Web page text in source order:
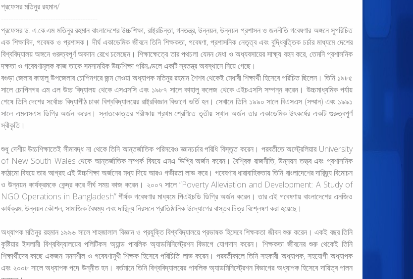
প্রফেসর মতিনুর রহমান/
---------------------------------------
প্রফেসর ড. এ.কে.এম মতিনুর রহমান বাংলাদেশের উচ্চশিক্ষা, রাষ্ট্রচিন্তা, গনতন্ত্র, উন্নয়ন, উন্নয়ন প্রশাসন ও জননীতি গবেষণার অঙ্গনে সুপরিচিত
এক শিক্ষাবিদ, গবেষক ও প্রশাসক। দীর্ঘ একাডেমিক জীবনে তিনি শিক্ষকতা, গবেষণা, প্রশাসনিক নেতৃত্ব এবং বুদ্ধিবৃত্তিক চর্চার মাধ্যমে দেশের
বিশ্ববিদ্যালয় অঙ্গনে গুরুত্বপূর্ণ অবদান রেখে চলেছেন। শিক্ষাক্ষেত্রে তার পথচলা যেমন মেধা ও অধ্যবসায়ের সাক্ষ্য বহন করে, তেমনি প্রশাসনিক
দক্ষতা ও গবেষণামূলক কাজ তাকে সমসাময়িক উচ্চশিক্ষা পরিমণ্ডলে একটি স্বতন্ত্র অবস্থানে নিয়ে গেছে।
বগুড়া জেলার কাহালু উপজেলার চোপিনগরে জন্ম নেওয়া অধ্যাপক মতিনুর রহমান শৈশব থেকেই মেধাবী শিক্ষার্থী হিসেবে পরিচিত ছিলেন। তিনি ১৯৮৫
সালে চোপিনগর এম এল উচ্চ বিদ্যালয় থেকে এসএসসি এবং ১৯৮৭ সালে কাহালু কলেজ থেকে এইচএসসি সম্পন্ন করেন। উচ্চমাধ্যমিক পর্যায়
শেষে তিনি দেশের সর্বোচ্চ বিদ্যাপীঠ ঢাকা বিশ্ববিদ্যালয়ের রাষ্ট্রবিজ্ঞান বিভাগে ভর্তি হন। সেখানে তিনি ১৯৯০ সালে বিএসএস (সম্মান) এবং ১৯৯১
সালে এমএসএস ডিগ্রি অর্জন করেন। স্নাতকোত্তর পরীক্ষায় প্রথম শ্রেণিতে তৃতীয় স্থান অর্জন তার একাডেমিক উৎকর্ষের একটি গুরুত্বপূর্ণ
স্বীকৃতি।
শুধু দেশীয় উচ্চশিক্ষাতেই সীমাবদ্ধ না থেকে তিনি আন্তর্জাতিক পরিসরেও জ্ঞানচর্চার পরিধি বিস্তৃত করেন। পরবর্তীতে অস্ট্রেলিয়ার University
of New South Wales থেকে আন্তর্জাতিক সম্পর্ক বিষয়ে এমএ ডিগ্রি অর্জন করেন। বৈশ্বিক রাজনীতি, উন্নয়ন তত্ত্ব এবং প্রশাসনিক
কাঠামো বিষয়ে তার আগ্রহ এই উচ্চশিক্ষা অর্জনের মধ্য দিয়ে আরও গভীরতা লাভ করে। গবেষণার ধারাবাহিকতায় তিনি বাংলাদেশের দারিদ্র্য বিমোচন
ও উন্নয়ন কার্যক্রমকে কেন্দ্র করে দীর্ঘ সময় কাজ করেন। ২০০৭ সালে “Poverty Alleviation and Development: A Study of
NGO Operations in Bangladesh” শীর্ষক গবেষণার মাধ্যমে পিএইচডি ডিগ্রি অর্জন করেন। তার এই গবেষণায় বাংলাদেশের এনজিও
কার্যক্রম, উন্নয়ন কৌশল, সামাজিক বৈষম্য এবং দারিদ্র্য নিরসনে প্রাতিষ্ঠানিক উদ্যোগের বাস্তব চিত্র বিশ্লেষণ করা হয়েছে।
অধ্যাপক মতিনুর রহমান ১৯৯৬ সালে শাহজালাল বিজ্ঞান ও প্রযুক্তি বিশ্ববিদ্যালয়ে প্রভাষক হিসেবে শিক্ষকতা জীবন শুরু করেন। একই বছর তিনি
কুষ্টিয়ার ইসলামী বিশ্ববিদ্যালয়ের পলিটিকস অ্যান্ড পাবলিক অ্যাডমিনিস্ট্রেশন বিভাগে যোগদান করেন। শিক্ষকতা জীবনের শুরু থেকেই তিনি
শিক্ষার্থীদের কাছে একজন মননশীল ও গবেষণামুখী শিক্ষক হিসেবে পরিচিতি লাভ করেন। পরবর্তীকালে তিনি সহকারী অধ্যাপক, সহযোগী অধ্যাপক
এবং ২০০৮ সালে অধ্যাপক পদে উন্নীত হন। বর্তমানে তিনি বিশ্ববিদ্যালয়ের পাবলিক অ্যাডমিনিস্ট্রেশন বিভাগের অধ্যাপক হিসেবে দায়িত্ব পালন